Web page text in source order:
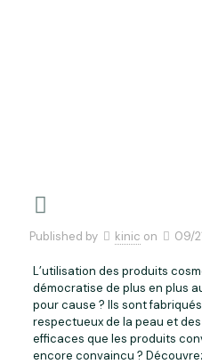
Published by kinic on 09/
L’utilisation des produits
démocratise de plus en plus
pour cause ? Ils sont
respectueux de la peau et
efficaces que les produits
encore convaincu ?